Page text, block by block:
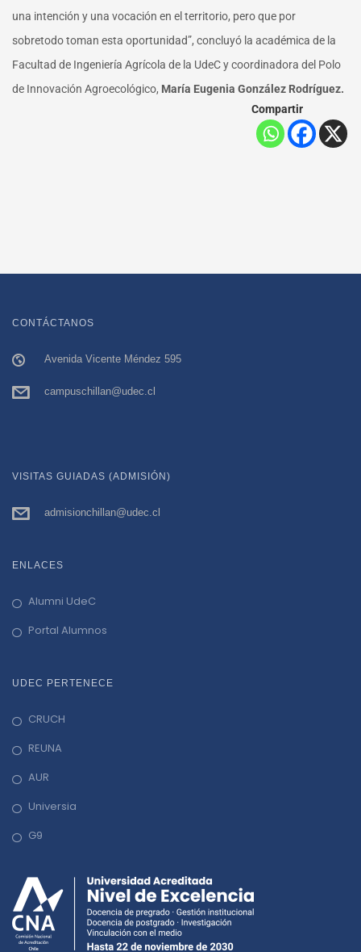
una intención y una vocación en el territorio, pero que por
sobretodo toman esta oportunidad”, concluyó la académica de la
Facultad de Ingeniería Agrícola de la UdeC y coordinadora del Polo
de Innovación Agroecológico, María Eugenia González Rodríguez.
Compartir
CONTÁCTANOS
Avenida Vicente Méndez 595
campuschillan@udec.cl
VISITAS GUIADAS (ADMISIÓN)
admisionchillan@udec.cl
ENLACES
Alumni UdeC
Portal Alumnos
UDEC PERTENECE
CRUCH
REUNA
AUR
Universia
G9